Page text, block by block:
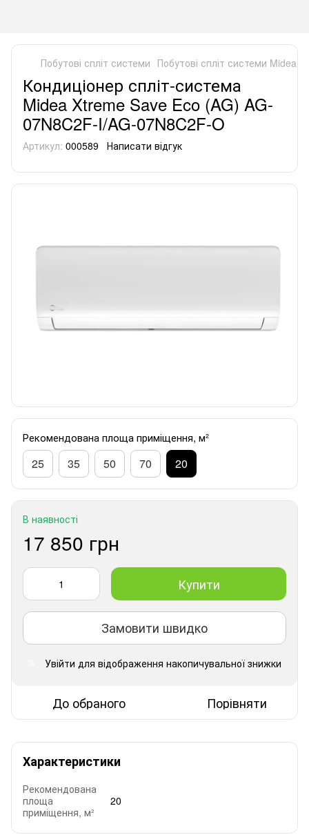
Побутові спліт системи Побутові спліт системи Midea
Кондиціонер спліт-система
Midea Xtreme Save Eco (AG) AG-
07N8C2F-I/AG-07N8C2F-O
Артикул: 000589 Написати відгук
Рекомендована площа приміщення, м²
25 35 50 70 20
В наявності
17 850 грн
Купити
Замовити швидко
Увійти для відображення накопичувальної знижки
До обраного Порівняти
Характеристики
Рекомендована
площа
приміщення, м²
20